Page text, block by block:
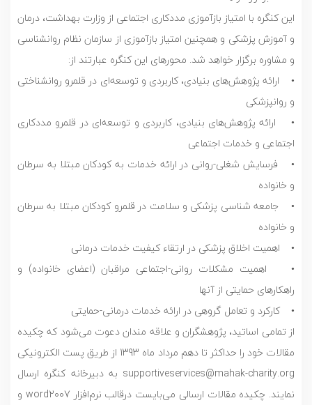
این کنگره با امتیاز بازآموزی مددکاری اجتماعی از وزارت بهداشت، درمان
و آموزش پزشکی و همچنین امتیاز بازآموزی از سازمان نظام روانشناسی
و مشاوره برگزار خواهد شد. محورهای این کنگره عبارتند از:
• ارائه پژوهش‌های بنیادی، کاربردی و توسعه‌ای در قلمرو روانشناختی
و روانپزشکی
• ارائه پژوهش‌های بنیادی، کاربردی و توسعه‌ای در قلمرو مددکاری
اجتماعی و خدمات اجتماعی
• فرسایش شغلی-روانی در ارائه خدمات به کودکان مبتلا به سرطان
و خانواده
• جامعه‌ شناسی پزشکی و سلامت در قلمرو کودکان مبتلا به سرطان
و خانواده
• اهمیت اخلاق پزشکی در ارتقاء کیفیت خدمات درمانی
• اهمیت مشکلات روانی-اجتماعی مراقبان (اعضای خانواده) و
راهکارهای حمایتی از آنها
• کارکرد و تعامل گروهی در ارائه خدمات درمانی-حمایتی
از تمامی اساتید، پژوهشگران و علاقه مندان دعوت می‌شود که چکیده
مقالات خود را حداکثر تا دهم مرداد ماه 1393 از طریق پست الکترونیکی
supportiveservices@mahak-charity.org به دبیرخانه کنگره ارسال
نمایند. چکیده مقالات ارسالی می‌بایست درقالب نرم‌افزار word2007 و